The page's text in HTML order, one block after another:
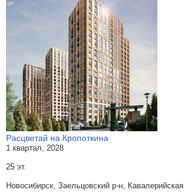
Расцветай на Кропоткина
1 квартал, 2028
25 эт.
Новосибирск, Заельцовский р-н,